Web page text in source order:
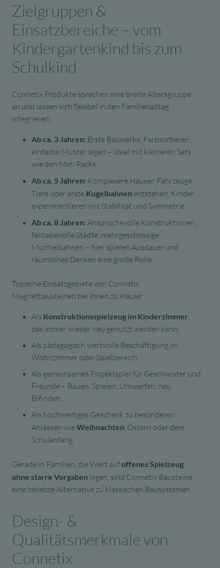
Zielgruppen &
Einsatzbereiche – vom
Kindergartenkind bis zum
Schulkind
Connetix Produkte sprechen eine breite Altersgruppe
an und lassen sich flexibel in den Familienalltag
integrieren:
Ab ca. 3 Jahren: Erste Bauwerke, Farbsortieren,
einfache Muster legen – ideal mit kleineren Sets
wie den Mini Packs.
Ab ca. 5 Jahren: Komplexere Häuser, Fahrzeuge,
Tiere oder erste Kugelbahnen entstehen, Kinder
experimentieren mit Stabilität und Symmetrie.
Ab ca. 8 Jahren: Anspruchsvolle Konstruktionen,
fantasievolle Städte, mehrgeschossige
Murmelbahnen – hier spielen Ausdauer und
räumliches Denken eine große Rolle.
Typische Einsatzgebiete von Connetix
Magnetbausteinen bei Ihnen zu Hause:
Als Konstruktionsspielzeug im Kinderzimmer
das immer wieder neu genutzt werden kann.
Als pädagogisch wertvolle Beschäftigung im
Wohnzimmer oder Spielbereich.
Als gemeinsames Projektspiel für Geschwister und
Freunde – Bauen, Spielen, Umwerfen, neu
Erfinden.
Als hochwertiges Geschenk zu besonderen
Anlässen wieWeihnachten , Ostern oder dem
Schulanfang.
Gerade in Familien, die Wert aufoffenes Spielzeug
ohne starre Vorgaben legen, sind Connetix Bausteine
eine beliebte Alternative zu klassischen Bausystemen.
Design- &
Qualitätsmerkmale von
Connetix